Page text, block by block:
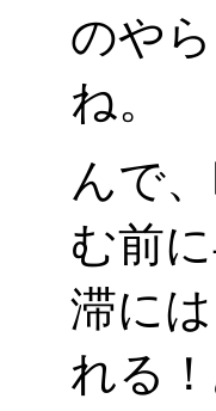
のや
ね。
んで
む前
滞に
れる